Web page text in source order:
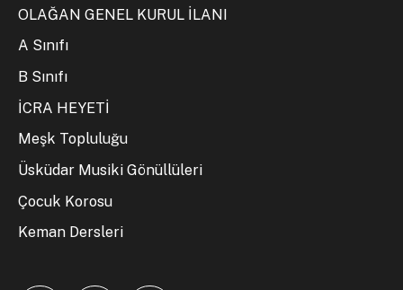
OLAĞAN GENEL KURUL İLANI
A Sınıfı
B Sınıfı
İCRA HEYETİ
Meşk Topluluğu
Üsküdar Musiki Gönüllüleri
Çocuk Korosu
Keman Dersleri